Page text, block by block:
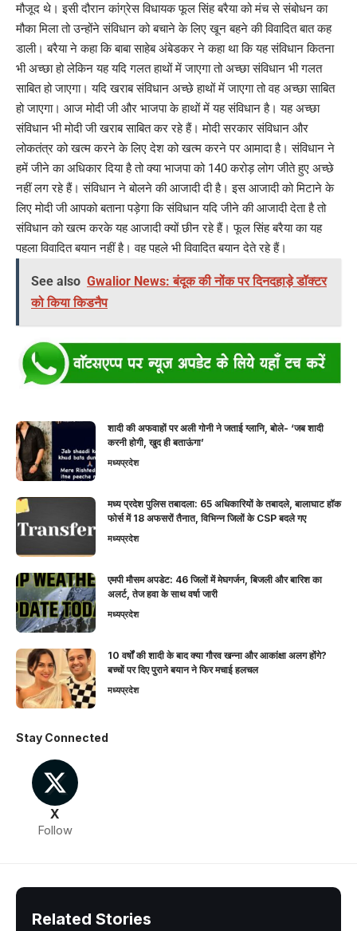
मौजूद थे। इसी दौरान कांग्रेस विधायक फूल सिंह बरैया को मंच से संबोधन का
मौका मिला तो उन्होंने संविधान को बचाने के लिए खून बहने की विवादित बात कह
डाली। बरैया ने कहा कि बाबा साहेब अंबेडकर ने कहा था कि यह संविधान कितना
भी अच्छा हो लेकिन यह यदि गलत हाथों में जाएगा तो अच्छा संविधान भी गलत
साबित हो जाएगा। यदि खराब संविधान अच्छे हाथों में जाएगा तो वह अच्छा साबित
हो जाएगा। आज मोदी जी और भाजपा के हाथों में यह संविधान है। यह अच्छा
संविधान भी मोदी जी खराब साबित कर रहे हैं। मोदी सरकार संविधान और
लोकतंत्र को खत्म करने के लिए देश को खत्म करने पर आमादा है। संविधान ने
हमें जीने का अधिकार दिया है तो क्या भाजपा को 140 करोड़ लोग जीते हुए अच्छे
नहीं लग रहे हैं। संविधान ने बोलने की आजादी दी है। इस आजादी को मिटाने के
लिए मोदी जी आपको बताना पड़ेगा कि संविधान यदि जीने की आजादी देता है तो
संविधान को खत्म करके यह आजादी क्यों छीन रहे हैं। फूल सिंह बरैया का यह
पहला विवादित बयान नहीं है। वह पहले भी विवादित बयान देते रहे हैं।
See also Gwalior News: बंदूक की नोंक पर दिनदहाड़े डॉक्टर
को किया किडनैप
शादी की अफवाहों पर अली गोनी ने जताई ग्लानि, बोले- ‘जब शादी
करनी होगी, खुद ही बताऊंगा’
मध्यप्रदेश
मध्य प्रदेश पुलिस तबादला: 65 अधिकारियों के तबादले, बालाघाट हॉक
फोर्स में 18 अफसरों तैनात, विभिन्न जिलों के CSP बदले गए
मध्यप्रदेश
एमपी मौसम अपडेट: 46 जिलों में मेघगर्जन, बिजली और बारिश का
अलर्ट, तेज हवा के साथ वर्षा जारी
मध्यप्रदेश
10 वर्षों की शादी के बाद क्या गौरव खन्ना और आकांक्षा अलग होंगे?
बच्चों पर दिए पुराने बयान ने फिर मचाई हलचल
मध्यप्रदेश
Stay Connected
X
Follow
Related Stories